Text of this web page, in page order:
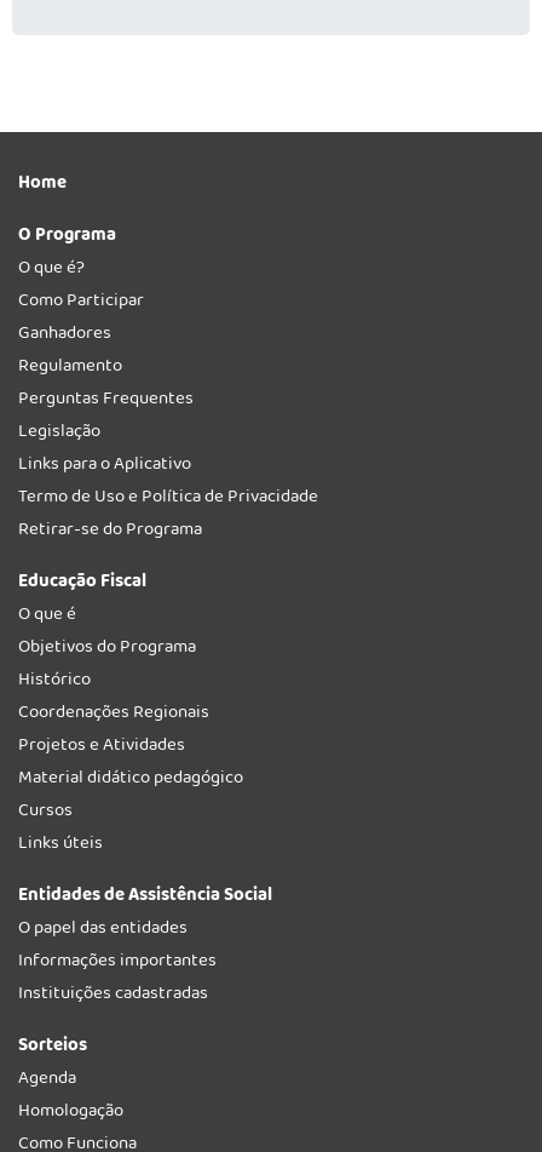
Home
O Programa
O que é?
Como Participar
Ganhadores
Regulamento
Perguntas Frequentes
Legislação
Links para o Aplicativo
Termo de Uso e Política de Privacidade
Retirar-se do Programa
Educação Fiscal
O que é
Objetivos do Programa
Histórico
Coordenações Regionais
Projetos e Atividades
Material didático pedagógico
Cursos
Links úteis
Entidades de Assistência Social
O papel das entidades
Informações importantes
Instituições cadastradas
Sorteios
Agenda
Homologação
Como Funciona